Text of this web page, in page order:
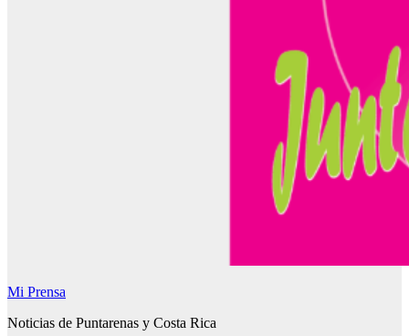
Mi Prensa
Noticias de Puntarenas y Costa Rica